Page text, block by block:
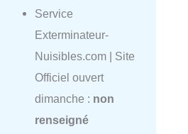
Service
Exterminateur-
Nuisibles.com | Site
Officiel ouvert
dimanche : non
renseigné